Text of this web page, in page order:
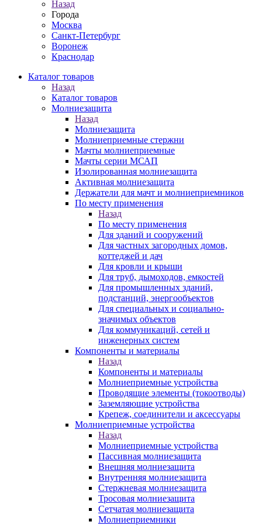
Назад
Города
Москва
Санкт-Петербург
Воронеж
Краснодар
Каталог товаров
Назад
Каталог товаров
Молниезащита
Назад
Молниезащита
Молниеприемные стержни
Мачты молниеприемные
Мачты серии МСАП
Изолированная молниезащита
Активная молниезащита
Держатели для мачт и молниеприемников
По месту применения
Назад
По месту применения
Для зданий и сооружений
Для частных загородных домов,
коттеджей и дач
Для кровли и крыши
Для труб, дымоходов, емкостей
Для промышленных зданий,
подстанций, энергообъектов
Для специальных и социально-
значимых объектов
Для коммуникаций, сетей и
инженерных систем
Компоненты и материалы
Назад
Компоненты и материалы
Молниеприемные устройства
Проводящие элементы (токоотводы)
Заземляющие устройства
Крепеж, соединители и аксессуары
Молниеприемные устройства
Назад
Молниеприемные устройства
Пассивная молниезащита
Внешняя молниезащита
Внутренняя молниезащита
Стержневая молниезащита
Тросовая молниезащита
Сетчатая молниезащита
Молниеприемники